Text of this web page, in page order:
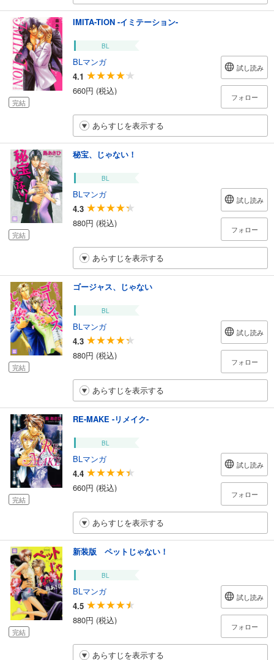
完結
IMITA-TION -イミテーション-
BL
BLマンガ
4.1
660円 (税込)
試し読み
フォロー
あらすじを表示する
完結
秘宝、じゃない！
BL
BLマンガ
4.3
880円 (税込)
試し読み
フォロー
あらすじを表示する
完結
ゴージャス、じゃない
BL
BLマンガ
4.3
880円 (税込)
試し読み
フォロー
あらすじを表示する
完結
RE-MAKE -リメイク-
BL
BLマンガ
4.4
660円 (税込)
試し読み
フォロー
あらすじを表示する
完結
新装版 ペットじゃない！
BL
BLマンガ
4.5
880円 (税込)
試し読み
フォロー
あらすじを表示する